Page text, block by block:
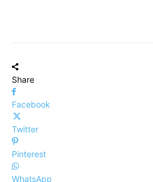
Share
Facebook
Twitter
Pinterest
WhatsApp